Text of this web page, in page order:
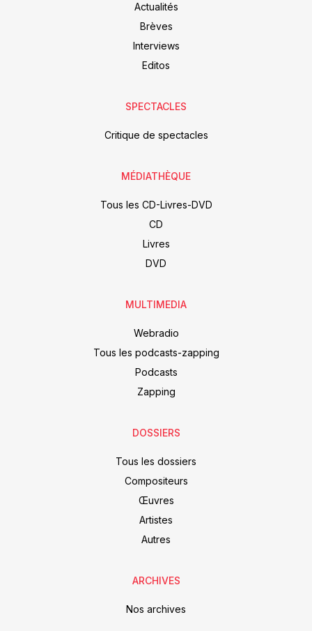
Actualités
Brèves
Interviews
Editos
SPECTACLES
Critique de spectacles
MÉDIATHÈQUE
Tous les CD-Livres-DVD
CD
Livres
DVD
MULTIMEDIA
Webradio
Tous les podcasts-zapping
Podcasts
Zapping
DOSSIERS
Tous les dossiers
Compositeurs
Œuvres
Artistes
Autres
ARCHIVES
Nos archives